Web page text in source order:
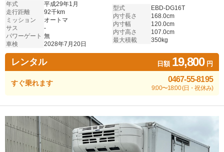
年式
平成29年1月
走行距離
92千km
ミッション
オートマ
サス
-
パワーゲート 無
車検
2028年7月20日
型式
EBD-DG16T
内寸長さ
168.0cm
内寸幅
120.0cm
内寸高さ
107.0cm
最大積載
350kg
レンタル 日額 19,800円
すぐ乗れます 0467-55-8195
9:00〜18:00 (日・祝休み)